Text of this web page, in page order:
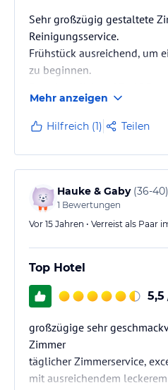
Sehr großzügig gestaltete
Reinigungsservice.
Frühstück ausreichend, um
zu beginnen.
zeichnet sich durch.
eine Gastfreundschaft aus,
vergeblich suchen wird.
Preislich im Rahmen
Abendessen im Haus sind
wohlschmeckend und mit
alles unternommen, um
der Insel so angenehm wie
Mehr anzeigen
Hilfreich (1) Teilen
Hauke & Gaby (36-40)
1 Bewertungen
Vor 15 Jahren • Verreist als Paar
Top Hotel
5,5
großzügige sehr
Zimmer
täglicher Zimmerservice,
mit ausreichendem